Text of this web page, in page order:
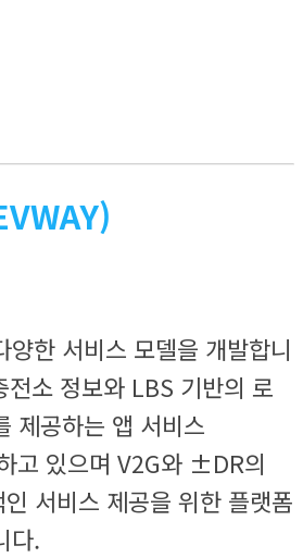
양한 서비스 모델을 개발합니
전소 정보와 LBS 기반의 로
제공하는 앱 서비스
고 있으며 V2G와 ±DR의
서비스 제공을 위한 플랫폼
다.